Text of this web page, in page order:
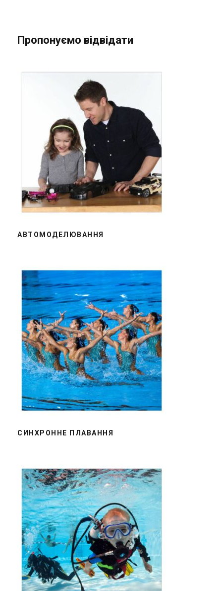
Пропонуємо відвідати
АВТОМОДЕЛЮВАННЯ
АВТОМОДЕЛЮВАННЯ
СИНХРОННЕ ПЛАВАННЯ
СИНХРОННЕ ПЛАВАННЯ
ПІДВОДНЕ ПЛАВАННЯ